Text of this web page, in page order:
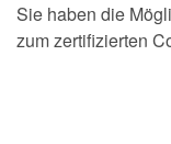
Sie haben die
zum zertifizierten